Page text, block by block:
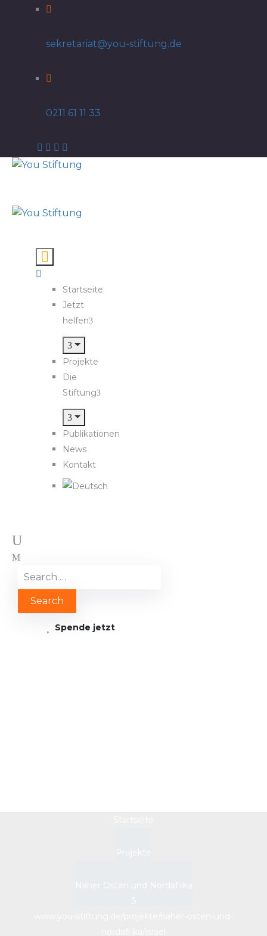
sekretariat@you-stiftung.de
0211 61 11 33
Startseite
Jetzt
helfen
Projekte
Die
Stiftung
Publikationen
News
Kontakt
Spende jetzt